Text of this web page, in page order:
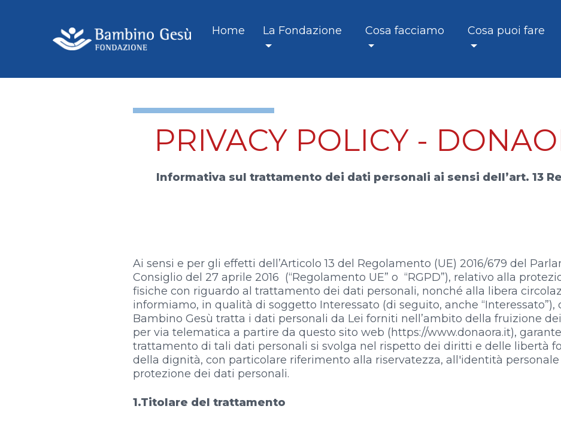
Home La Fondazione Cosa facciamo Cosa puoi fare
PRIVACY POLICY -
Informativa sul trattamento dei dati personali ai sensi dell’art. 13
Ai sensi e per gli effetti dell’Articolo 13 del Regolamento (UE) 2016/679 del
Consiglio del 27 aprile 2016 (“Regolamento UE” o “RGPD”), relativo alla
fisiche con riguardo al trattamento dei dati personali, nonché alla libera
informiamo, in qualità di soggetto Interessato (di seguito, anche “Interessato”),
Bambino Gesù tratta i dati personali da Lei forniti nell’ambito della fruizione
per via telematica a partire da questo sito web (https://www.donaora.it),
trattamento di tali dati personali si svolga nel rispetto dei diritti e delle libertà
della dignità, con particolare riferimento alla riservatezza, all'identità
protezione dei dati personali.
1.Titolare del trattamento